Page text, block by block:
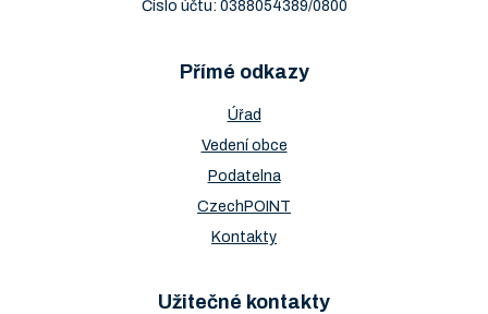
Číslo účtu: 0388054389/0800
Přímé odkazy
Úřad
Vedení obce
Podatelna
CzechPOINT
Kontakty
Užitečné kontakty